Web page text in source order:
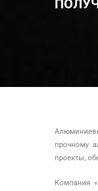
прочному
проекты,
Компания